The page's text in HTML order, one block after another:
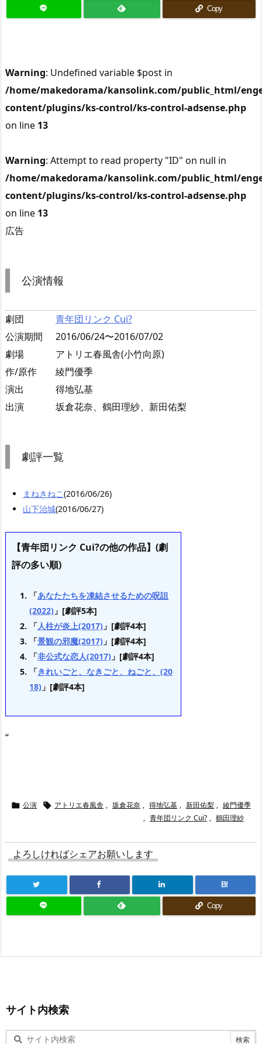
Copy
Warning: Undefined variable $post in
/home/makedorama/kansolink.com/public_html/
content/plugins/ks-control/ks-control-adsense.php
on line 13
Warning: Attempt to read property "ID" on null in
/home/makedorama/kansolink.com/public_html/
content/plugins/ks-control/ks-control-adsense.php
on line 13
広告
公演情報
劇団
青年団リンク Cui?
公演期間
2016/06/24〜2016/07/02
劇場
アトリエ春風舎(小竹向原)
作/原作
綾門優季
演出
得地弘基
出演
坂倉花奈、鶴田理紗、新田佑梨
劇評一覧
まねきねこ(2016/06/26)
山下治城(2016/06/27)
【青年団リンク Cui?の他の作品】(劇
評の多い順)
「あなたたちを凍結させるための呪詛
(2022) 」[劇評5本]
「人柱が炎上(2017) 」[劇評4本]
「景観の邪魔(2017) 」[劇評4本]
「非公式な恋人(2017) 」[劇評4本]
「きれいごと、なきごと、ねごと、(20
18) 」[劇評4本]
“
 公演  アトリエ春風舎 , 坂倉花奈 , 得地弘基 , 新田佑梨 , 綾門優季
, 青年団リンク Cui? , 鶴田理紗
よろしければシェアお願いします
B!
Copy
サイト内検索